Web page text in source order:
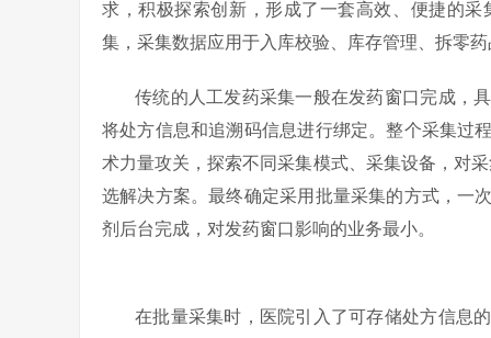
求，积极探索创新，形成了一套高效、便捷的
集，采集数据应用于入库校验、库存管理、拆零
传统的人工发药采集一般在发药窗口完成，
将处方信息和追溯码信息进行绑定。整个采集过
术力量攻关，探索不同采集模式、采集设备，对
选解决方案。最终确定采用批量采集的方式，一
剂后台完成，对发药窗口影响的业务最小。
在批量采集时，医院引入了可存储处方信息